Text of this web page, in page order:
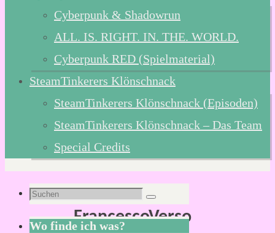
Cyberpunk & Shadowrun
ALL. IS. RIGHT. IN. THE. WORLD.
Cyberpunk RED (Spielmaterial)
SteamTinkerers Klönschnack
SteamTinkerers Klönschnack (Episoden)
SteamTinkerers Klönschnack – Das Team
Special Credits
Schlagwort:
FrancescoVerso
Suchen
nach:
Suchen
Wo finde ich was?